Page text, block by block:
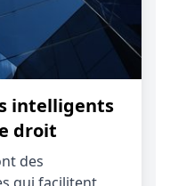
intelligents
droit
des